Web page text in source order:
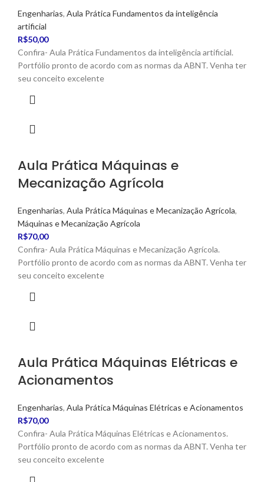
Engenharias, Aula Prática Fundamentos da inteligência
artificial
R$50,00
Confira- Aula Prática Fundamentos da inteligência artificial.
Portfólio pronto de acordo com as normas da ABNT. Venha ter
seu conceito excelente
Aula Prática Máquinas e
Mecanização Agrícola
Engenharias, Aula Prática Máquinas e Mecanização Agrícola,
Máquinas e Mecanização Agrícola
R$70,00
Confira- Aula Prática Máquinas e Mecanização Agrícola.
Portfólio pronto de acordo com as normas da ABNT. Venha ter
seu conceito excelente
Aula Prática Máquinas Elétricas e
Acionamentos
Engenharias, Aula Prática Máquinas Elétricas e Acionamentos
R$70,00
Confira- Aula Prática Máquinas Elétricas e Acionamentos.
Portfólio pronto de acordo com as normas da ABNT. Venha ter
seu conceito excelente